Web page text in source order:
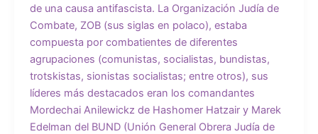
de una causa antifascista. La Organización Judía de
Combate, ZOB (sus siglas en polaco), estaba
compuesta por combatientes de diferentes
agrupaciones (comunistas, socialistas, bundistas,
trotskistas, sionistas socialistas; entre otros), sus
líderes más destacados eran los comandantes
Mordechai Anilewickz de Hashomer Hatzair y Marek
Edelman del BUND (Unión General Obrera Judía de